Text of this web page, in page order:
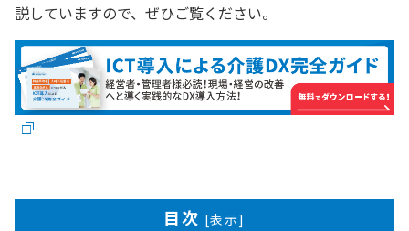
説していますので、ぜひご覧ください。
目次 [表示]